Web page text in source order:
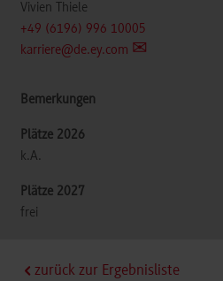
Vivien Thiele
+49 (6196) 996 10005
karriere@de.ey.com
k.A.
frei
zurück zur Ergebnisliste